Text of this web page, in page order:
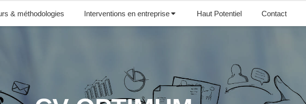
& méthodologies Interventions en entreprise Haut Potentiel Contact